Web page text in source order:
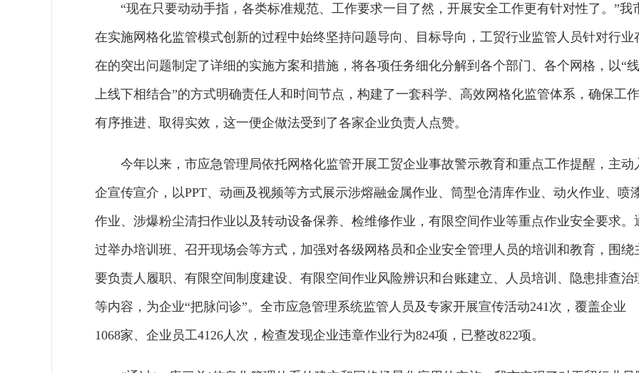
“现在只要动动手指，各类标准规范、工作要求一目了然，开展安全工作更有针对性了。”我
在实施网格化监管模式创新的过程中始终坚持问题导向、目标导向，工贸行业监管人员针对行业
在的突出问题制定了详细的实施方案和措施，将各项任务细化分解到各个部门、各个网格，以“线
上线下相结合”的方式明确责任人和时间节点，构建了一套科学、高效网格化监管体系，确保工作
有序推进、取得实效，这一便企做法受到了各家企业负责人点赞。
今年以来，市应急管理局依托网格化监管开展工贸企业事故警示教育和重点工作提醒，主动
企宣传宣介，以PPT、动画及视频等方式展示涉熔融金属作业、筒型仓清库作业、动火作业、喷
作业、涉爆粉尘清扫作业以及转动设备保养、检维修作业，有限空间作业等重点作业安全要求。
过举办培训班、召开现场会等方式，加强对各级网格员和企业安全管理人员的培训和教育，围绕
要负责人履职、有限空间制度建设、有限空间作业风险辨识和台账建立、人员培训、隐患排查治
等内容，为企业“把脉问诊”。全市应急管理系统监管人员及专家开展宣传活动241次，覆盖企业
1068家、企业员工4126人次，检查发现企业违章作业行为824项，已整改822项。